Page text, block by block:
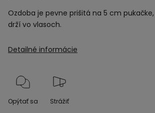
Ozdoba je pevne prišitá na 5 cm
drží vo vlasoch.
Detailné informácie
Opýtať sa Strážiť